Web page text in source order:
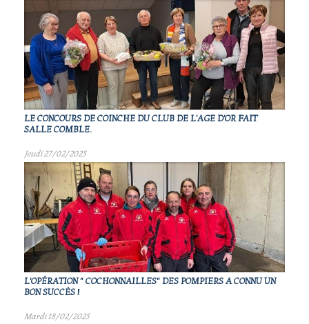
LE CONCOURS DE COINCHE DU CLUB DE L'AGE D'OR FAIT
SALLE COMBLE.
Jeudi 27/02/2025
L'OPÉRATION " COCHONNAILLES" DES POMPIERS A CONNU UN
BON SUCCÈS !
Mardi 18/02/2025